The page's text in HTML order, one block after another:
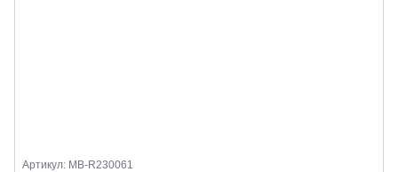
Артикул: MB-R230061